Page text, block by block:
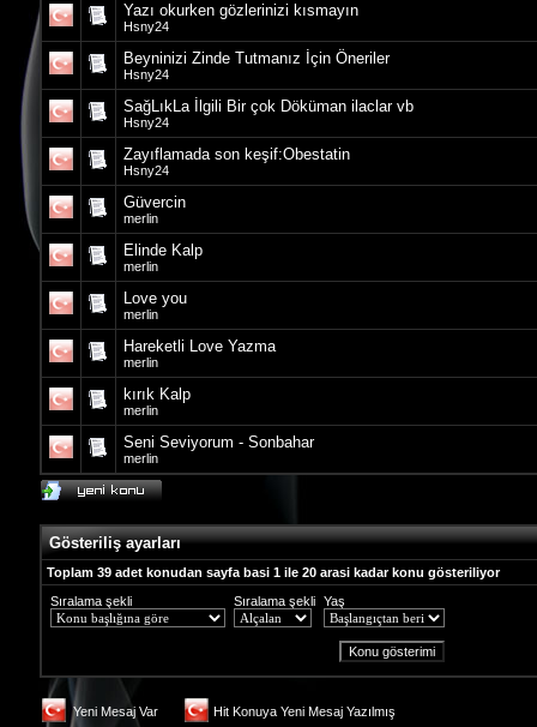
Yazı okurken gözlerinizi kısmayın
Hsny24
Beyninizi Zinde Tutmanız İçin Öneriler
Hsny24
SağLıkLa İlgili Bir çok Döküman ilaclar vb
Hsny24
Zayıflamada son keşif:Obestatin
Hsny24
Güvercin
merlin
Elinde Kalp
merlin
Love you
merlin
Hareketli Love Yazma
merlin
kırık Kalp
merlin
Seni Seviyorum - Sonbahar
merlin
Gösteriliş ayarları
Toplam 39 adet konudan sayfa basi 1 ile 20 arasi kadar konu gösteriliyor
Sıralama şekli
Sıralama şekli Yaş
Yeni Mesaj Var Hit Konuya Yeni Mesaj Yazılmış